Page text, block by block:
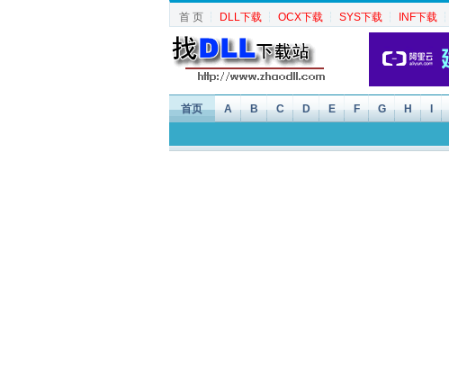
首 页┆ DLL下载┆ OCX下载┆ SYS下载┆ INF下载┆
首页 A B C D E F G H I